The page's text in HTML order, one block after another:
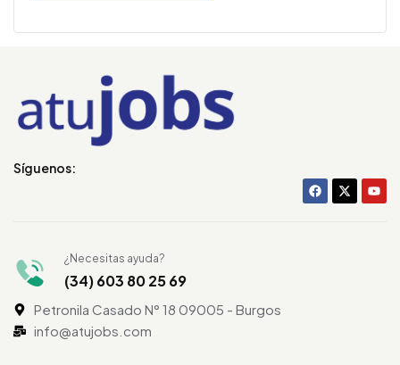
Síguenos:
¿Necesitas ayuda?
(34) 603 80 25 69
Petronila Casado N° 18 09005 - Burgos
info@atujobs.com